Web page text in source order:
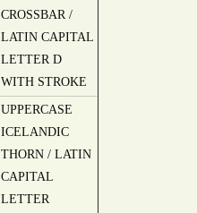
CROSSBAR /
LATIN CAPITAL
LETTER D
WITH STROKE
UPPERCASE
ICELANDIC
THORN / LATIN
CAPITAL
LETTER